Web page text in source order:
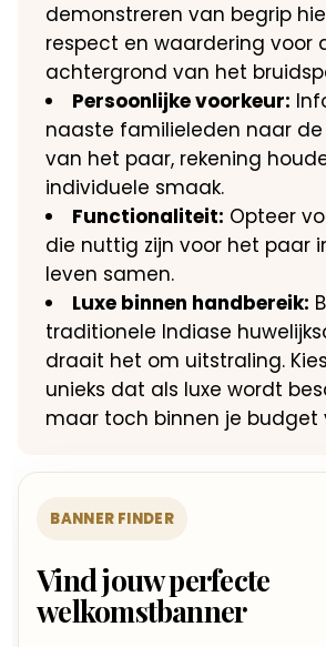
demonstreren van begrip
respect en waardering voor
achtergrond van het
Persoonlijke voorkeur:
naaste familieleden naar de
van het paar, rekening
individuele smaak.
Functionaliteit: Opteer
die nuttig zijn voor het paar
leven samen.
Luxe binnen handbereik:
traditionele Indiase
draait het om uitstraling.
unieks dat als luxe wordt
maar toch binnen je budget
BANNER FINDER
Vind jouw perfecte
welkomstbanner